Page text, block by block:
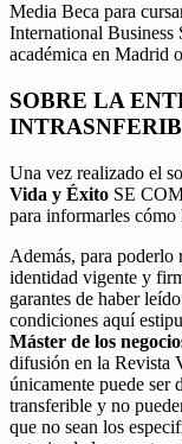
Media Beca para
International Business
académica en Madrid
SOBRE LA
Una vez realizado el
Vida y Éxito SE
para informarles
Además, para poderlo
identidad vigente y
garantes de haber
condiciones aquí
Máster de los
difusión en la Revista
únicamente puede ser
transferible y no
que no sean los